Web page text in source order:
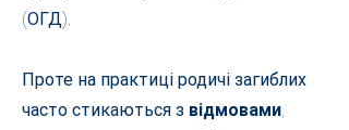
(ОГД).
Проте на практиці родичі загиблих
часто стикаються з відмовами,